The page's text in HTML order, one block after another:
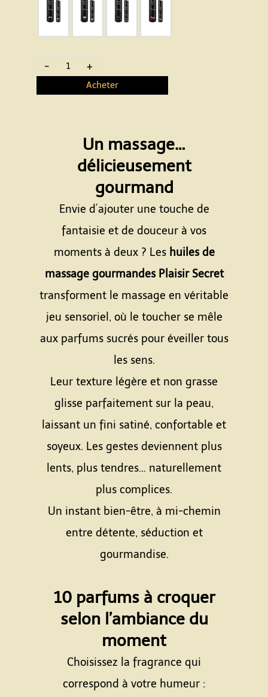
- +
Acheter
Un massage…
délicieusement
gourmand
Envie d’ajouter une touche de
fantaisie et de douceur à vos
moments à deux ? Les huiles de
massage gourmandes Plaisir Secret
transforment le massage en véritable
jeu sensoriel, où le toucher se mêle
aux parfums sucrés pour éveiller tous
les sens.
Leur texture légère et non grasse
glisse parfaitement sur la peau,
laissant un fini satiné, confortable et
soyeux. Les gestes deviennent plus
lents, plus tendres… naturellement
plus complices.
Un instant bien-être, à mi-chemin
entre détente, séduction et
gourmandise.
10 parfums à croquer
selon l’ambiance du
moment
Choisissez la fragrance qui
correspond à votre humeur :